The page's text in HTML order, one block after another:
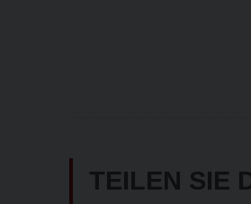
TEILEN SIE